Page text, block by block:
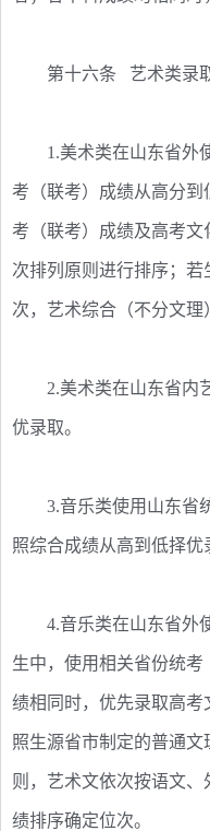
第十六条 艺术类录取
1.美术类在山东省外使
考（联考）成绩从高分
考（联考）成绩及高考
次排列原则进行排序；
次，艺术综合（不分文
2.美术类在山东省内艺
优录取。
3.音乐类使用山东省统
照综合成绩从高到低择
4.音乐类在山东省外使
生中，使用相关省份统
绩相同时，优先录取高
照生源省市制定的普通
则，艺术文依次按语文
绩排序确定位次。